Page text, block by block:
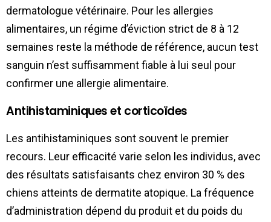
dermatologue vétérinaire. Pour les allergies
alimentaires, un régime d’éviction strict de 8 à 12
semaines reste la méthode de référence, aucun test
sanguin n’est suffisamment fiable à lui seul pour
confirmer une allergie alimentaire.
Antihistaminiques et corticoïdes
Les antihistaminiques sont souvent le premier
recours. Leur efficacité varie selon les individus, avec
des résultats satisfaisants chez environ 30 % des
chiens atteints de dermatite atopique. La fréquence
d’administration dépend du produit et du poids du